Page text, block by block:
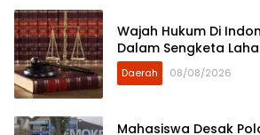
Wajah Hukum Di
Dalam Sengketa
Daerah 08/08/2026
Mahasiswa Desak